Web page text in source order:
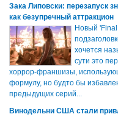
Зака Липовски: перезапуск
как безупречный аттракцион
Новый
хочется
сути это
хоррор-франшизы,
формулу, но будто бы
предыдущих серий...
Винодельни США стали